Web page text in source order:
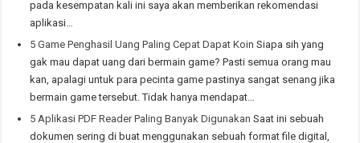
pada kesempatan kali ini saya akan memberikan rekomendasi
aplikasi…
5 Game Penghasil Uang Paling Cepat Dapat Koin Siapa sih yang
gak mau dapat uang dari bermain game? Pasti semua orang mau
kan, apalagi untuk para pecinta game pastinya sangat senang jika
bermain game tersebut. Tidak hanya mendapat…
5 Aplikasi PDF Reader Paling Banyak Digunakan Saat ini sebuah
dokumen sering di buat menggunakan sebuah format file digital,